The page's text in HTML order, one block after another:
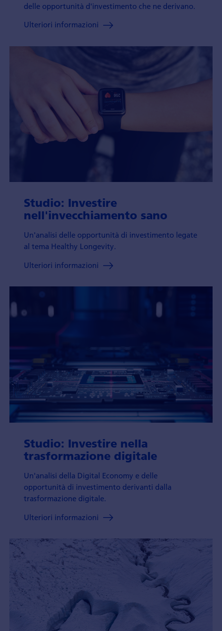
delle opportunità d'investimento che ne derivano.
Ulteriori informazioni
Studio: Investire
nell'invecchiamento sano
Un'analisi delle opportunità di investimento legate
al tema Healthy Longevity.
Ulteriori informazioni
Studio: Investire nella
trasformazione digitale
Un'analisi della Digital Economy e delle
opportunità di investimento derivanti dalla
trasformazione digitale.
Ulteriori informazioni